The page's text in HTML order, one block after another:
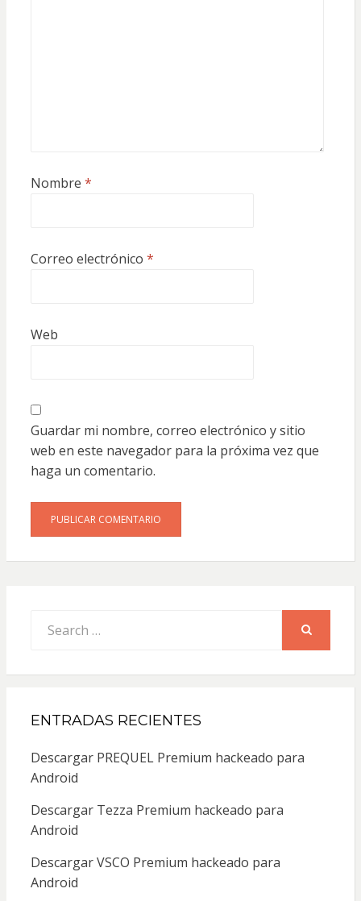
Nombre *
Correo electrónico *
Web
Guardar mi nombre, correo electrónico y sitio
web en este navegador para la próxima vez que
haga un comentario.
for:
ENTRADAS RECIENTES
Descargar PREQUEL Premium hackeado para
Android
Descargar Tezza Premium hackeado para
Android
Descargar VSCO Premium hackeado para
Android